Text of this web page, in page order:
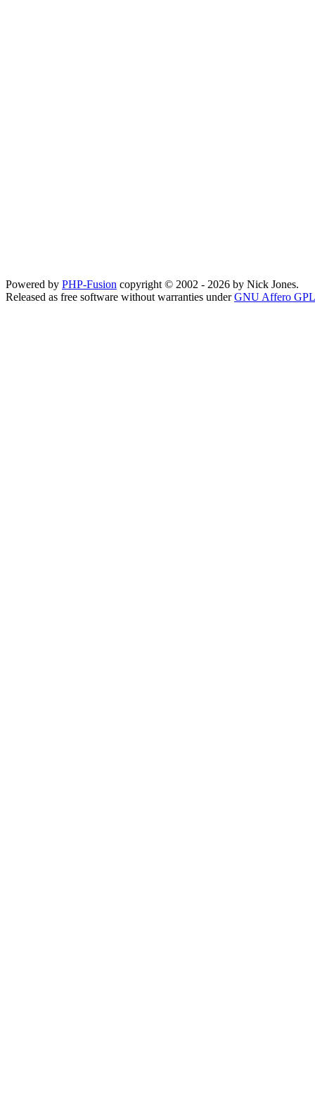
Powered by PHP-Fusion copyright © 2002 - 2026 by Nick Jones.
Released as free software without warranties underGNU Affero GPL